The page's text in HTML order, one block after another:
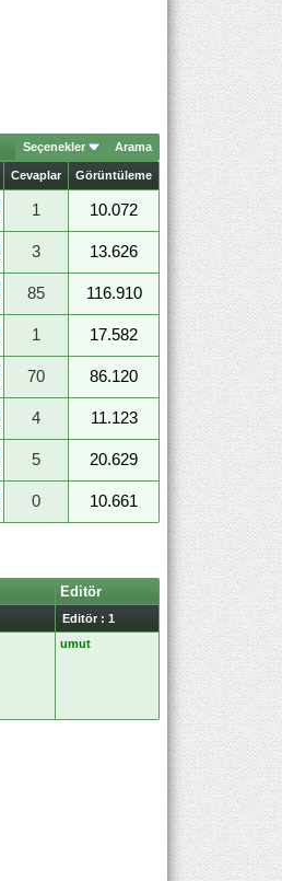
Seçenekler Arama
Cevaplar Görüntüleme
1
10.072
3
13.626
85
116.910
1
17.582
70
86.120
4
11.123
5
20.629
0 10.661
Editör
Editör : 1
umut